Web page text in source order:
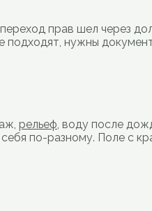
прав шел через
нужны
рельеф, воду после
по-разному. Поле с